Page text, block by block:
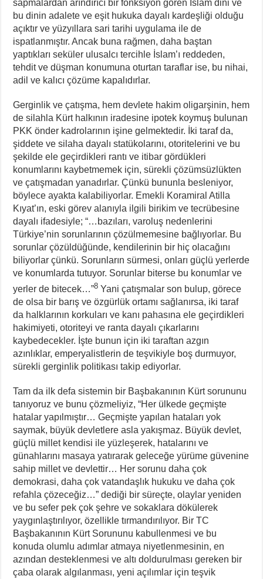
sapmalardan arındırıcı bir fonksiyon gören İslam dini ve
bu dinin adalete ve eşit hukuka dayalı kardeşliği olduğu
açıktır ve yüzyıllara sari tarihi uygulama ile de
ispatlanmıştır. Ancak buna rağmen, daha baştan
yaptıkları seküler ulusalcı tercihle İslam’ı reddeden,
tehdit ve düşman konumuna oturtan taraflar ise, bu nihai,
adil ve kalıcı çözüme kapalıdırlar.
Gerginlik ve çatışma, hem devlete hakim oligarşinin, hem
de silahla Kürt halkının iradesine ipotek koymuş bulunan
PKK önder kadrolarının işine gelmektedir. İki taraf da,
şiddete ve silaha dayalı statükolarını, otoritelerini ve bu
şekilde ele geçirdikleri rantı ve itibar gördükleri
konumlarını kaybetmemek için, sürekli çözümsüzlükten
ve çatışmadan yanadırlar. Çünkü bununla besleniyor,
böylece ayakta kalabiliyorlar. Emekli Koramiral Atilla
Kıyat’ın, eski görev alanıyla ilgili birikim ve tecrübesine
dayalı ifadesiyle; “…bazıları, varoluş nedenlerini
Türkiye’nin sorunlarının çözülmemesine bağlıyorlar. Bu
sorunlar çözüldüğünde, kendilerinin bir hiç olacağını
biliyorlar çünkü. Sorunların sürmesi, onları güçlü yerlerde
ve konumlarda tutuyor. Sorunlar biterse bu konumlar ve
yerler de bitecek…”8 Yani çatışmalar son bulup, görece
de olsa bir barış ve özgürlük ortamı sağlanırsa, iki taraf
da halklarının korkuları ve kanı pahasına ele geçirdikleri
hakimiyeti, otoriteyi ve ranta dayalı çıkarlarını
kaybedecekler. İşte bunun için iki taraftan azgın
azınlıklar, emperyalistlerin de teşvikiyle boş durmuyor,
sürekli gerginlik politikası takip ediyorlar.
Tam da ilk defa sistemin bir Başbakanının Kürt sorununu
tanıyoruz ve bunu çözmeliyiz, “Her ülkede geçmişte
hatalar yapılmıştır… Geçmişte yapılan hataları yok
saymak, büyük devletlere asla yakışmaz. Büyük devlet,
güçlü millet kendisi ile yüzleşerek, hatalarını ve
günahlarını masaya yatırarak geleceğe yürüme güvenine
sahip millet ve devlettir… Her sorunu daha çok
demokrasi, daha çok vatandaşlık hukuku ve daha çok
refahla çözeceğiz…” dediği bir süreçte, olaylar yeniden
ve bu sefer pek çok şehre ve sokaklara dökülerek
yaygınlaştırılıyor, özellikle tırmandırılıyor. Bir TC
Başbakanının Kürt Sorununu kabullenmesi ve bu
konuda olumlu adımlar atmaya niyetlenmesinin, en
azından desteklenmesi ve altı doldurulması gereken bir
çaba olarak algılanması, yeni açılımlar için teşvik